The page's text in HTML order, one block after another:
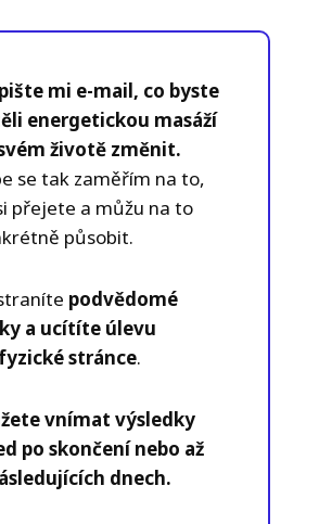
mi e-mail, co byste
energetickou masáží
životě změnit.
se tak zaměřím na to,
přejete a můžu na to
působit.
podvědomé
a ucítíte úlevu
stránce.
vnímat výsledky
po skončení nebo až
dnech.